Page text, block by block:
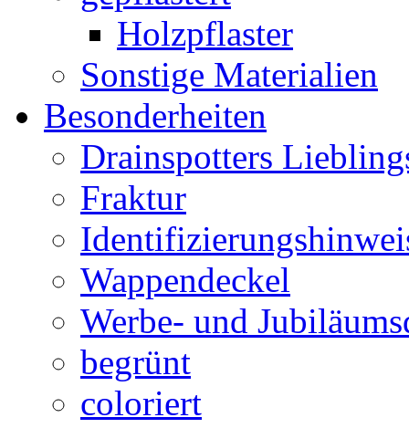
Holzpflaster
Sonstige Materialien
Besonderheiten
Drainspotters
Fraktur
Wappendeckel
Werbe- und
begrünt
coloriert